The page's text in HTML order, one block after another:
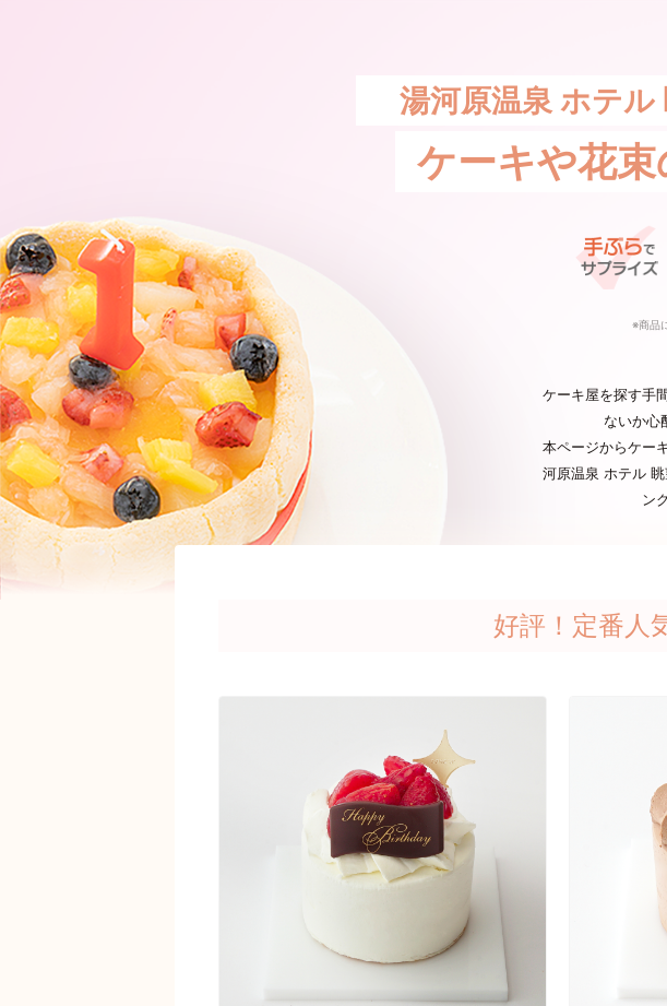
湯河原温泉 ホテ
ケーキや花束
※商品
ケーキ屋を探す手
ないか心
本ページからケー
河原温泉 ホテル
ン
好評！定番人